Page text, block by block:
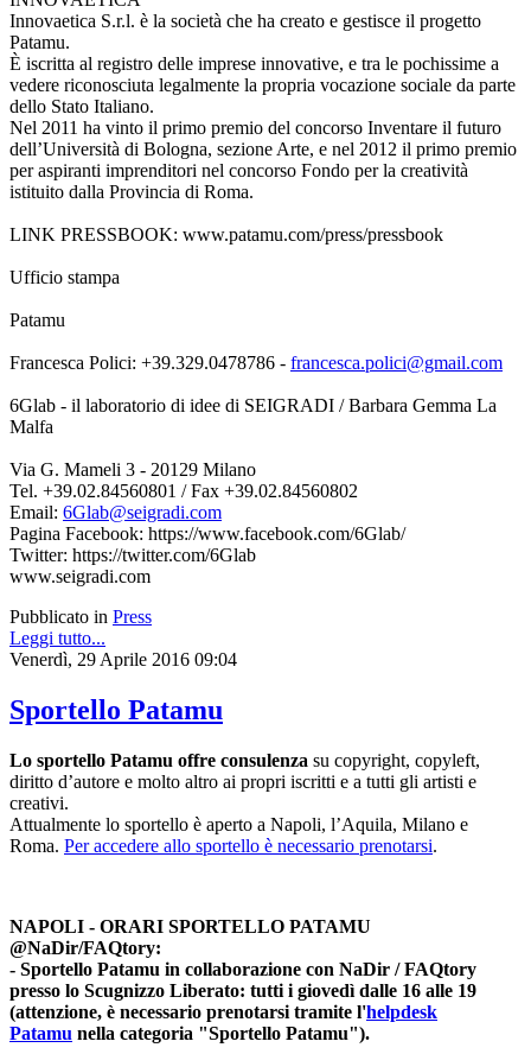
Innovaetica S.r.l. è la società che ha creato e gestisce il progetto
Patamu.
È iscritta al registro delle imprese innovative, e tra le pochissime a
vedere riconosciuta legalmente la propria vocazione sociale da parte
dello Stato Italiano.
Nel 2011 ha vinto il primo premio del concorso Inventare il futuro
dell’Università di Bologna, sezione Arte, e nel 2012 il primo premio
per aspiranti imprenditori nel concorso Fondo per la creatività
istituito dalla Provincia di Roma.
LINK PRESSBOOK: www.patamu.com/press/pressbook
Ufficio stampa
Patamu
Francesca Polici: +39.329.0478786 - francesca.polici@gmail.com
6Glab - il laboratorio di idee di SEIGRADI / Barbara Gemma La
Malfa
Via G. Mameli 3 - 20129 Milano
Tel. +39.02.84560801 / Fax +39.02.84560802
Email: 6Glab@seigradi.com
Pagina Facebook: https://www.facebook.com/6Glab/
Twitter: https://twitter.com/6Glab
www.seigradi.com
Pubblicato in Press
Leggi tutto...
Venerdì, 29 Aprile 2016 09:04
Sportello Patamu
Lo sportello Patamu offre consulenza su copyright, copyleft,
diritto d’autore e molto altro ai propri iscritti e a tutti gli artisti e
creativi.
Attualmente lo sportello è aperto a Napoli, l’Aquila, Milano e
Roma. Per accedere allo sportello è necessario prenotarsi.
NAPOLI - ORARI SPORTELLO PATAMU
@NaDir/FAQtory:
- Sportello Patamu in collaborazione con NaDir / FAQtory
presso lo Scugnizzo Liberato: tutti i giovedì dalle 16 alle 19
(attenzione, è necessario prenotarsi tramite l'helpdesk
Patamu nella categoria "Sportello Patamu").